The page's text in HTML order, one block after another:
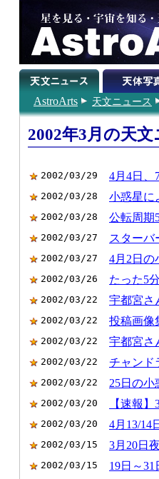
AstroArts 天文ニュース
2002年3月の天文
2002/03/29 4月4日、
2002/03/28 小惑星に
2002/03/28 公転周期
2002/03/27 スターバ
2002/03/27 4月2日の
2002/03/26 たった5
2002/03/22 宇都宮さ
2002/03/22 投稿画像
2002/03/22 宇都宮さ
2002/03/22 チャンド
2002/03/22 25日の小
2002/03/20 【速報
2002/03/20 4月13/14
2002/03/15 3月20日
2002/03/15 19日～